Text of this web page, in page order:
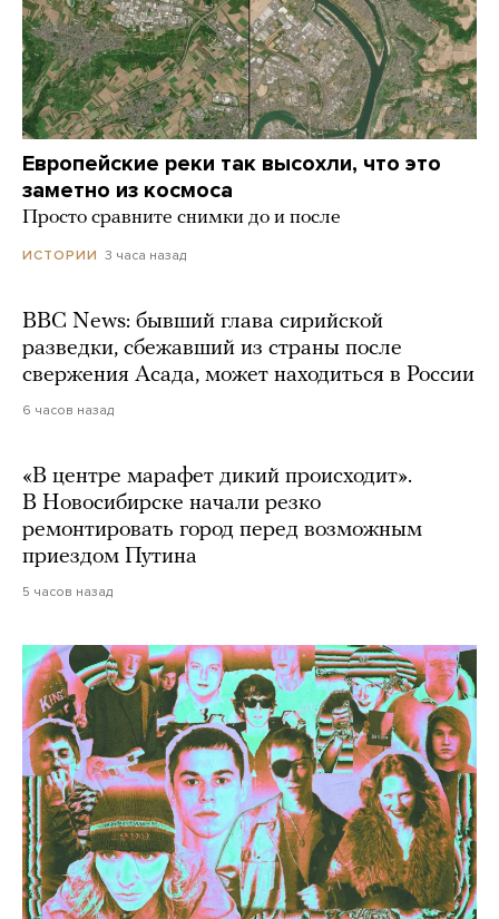
Европейские реки так высохли, что это
заметно из космоса
Просто сравните снимки до и после
ИСТОРИИ 3 часа назад
BBC News: бывший глава сирийской
разведки, сбежавший из страны после
свержения Асада, может находиться в России
6 часов назад
«В центре марафет дикий происходит».
В Новосибирске начали резко
ремонтировать город перед возможным
приездом Путина
5 часов назад